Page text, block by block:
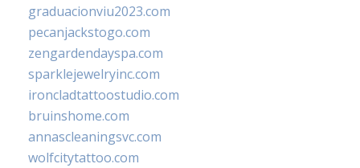
graduacionviu2023.com
pecanjackstogo.com
zengardendayspa.com
sparklejewelryinc.com
ironcladtattoostudio.com
bruinshome.com
annascleaningsvc.com
wolfcitytattoo.com